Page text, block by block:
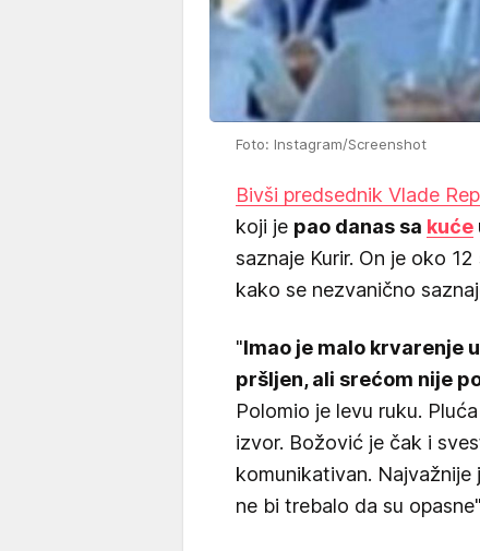
Foto: Instagram/Screenshot
Bivši predsednik Vlade
koji je pao danas sa kuće
saznaje Kurir. On je oko
kako se nezvanično
"Imao je malo krvarenje
pršljen, ali srećom nije
Polomio je levu ruku.
izvor. Božović je čak i
komunikativan.
ne bi trebalo da su